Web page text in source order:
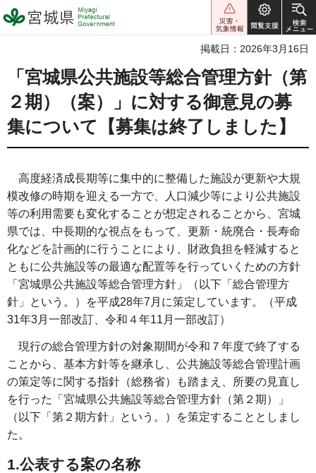
宮城県 Miyagi Prefectural
Government
掲載日：2026年3月16日
「宮城県公共施設等総合管理方針（第
２期）（案）」に対する御意見の募
集について【募集は終了しました】
高度経済成長期等に集中的に整備した施設が更新や大規
模改修の時期を迎える一方で、人口減少等により公共施設
等の利用需要も変化することが想定されることから、宮城
県では、中長期的な視点をもって、更新・統廃合・長寿命
化などを計画的に行うことにより、財政負担を軽減すると
ともに公共施設等の最適な配置等を行っていくための方針
「宮城県公共施設等総合管理方針」（以下「総合管理方
針」という。）を平成28年7月に策定しています。（平成
31年3月一部改訂、令和４年11月一部改訂）
現行の総合管理方針の対象期間が令和７年度で終了する
ことから、基本方針等を継承し、公共施設等総合管理計画
の策定等に関する指針（総務省）も踏まえ、所要の見直し
を行った「宮城県公共施設等総合管理方針（第２期）」
（以下「第２期方針」という。）を策定することとしまし
た。
1.公表する案の名称